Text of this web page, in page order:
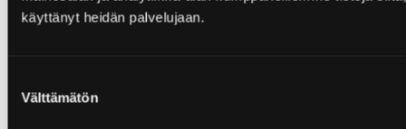
käyttänyt heidän palvelujaan.
valinta
Välttämätön